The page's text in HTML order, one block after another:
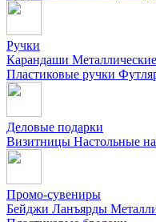
Ручки
Карандаши
Пластиковые ручки
Деловые подарки
Визитницы Настольные
Промо-сувениры
Бейджи Ланъярды